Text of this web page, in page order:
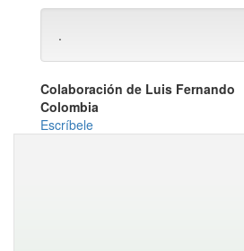
.
Colaboración de Luis Fernando
Colombia
Escríbele